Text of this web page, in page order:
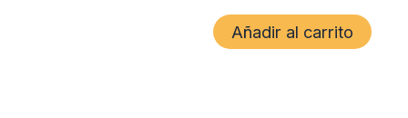
Añadir al carrito